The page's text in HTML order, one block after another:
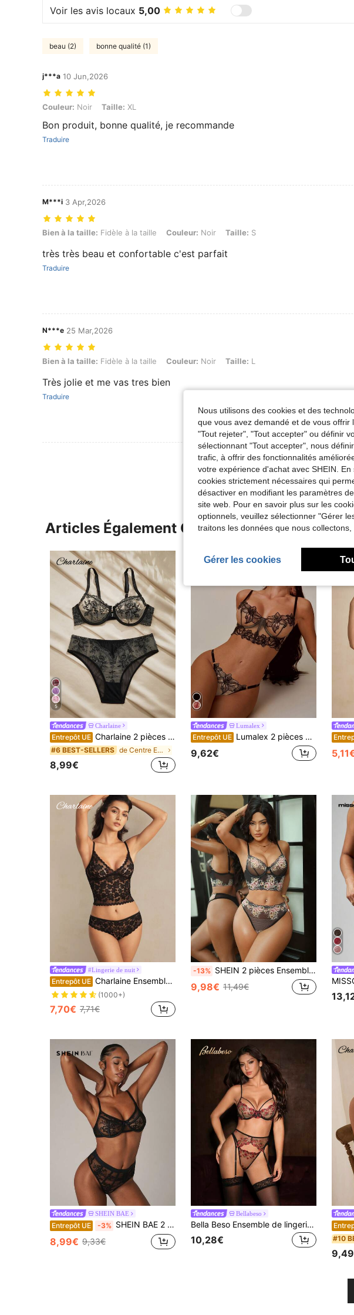
Voir les avis locaux 5,00
beau (2) bonne qualité (1)
j***a 10 Jun,2026
Couleur: Noir, Taille: XL
Couleur: Noir Taille: XL
Bon produit, bonne qualité, je recommande
Traduire
M***i 3 Apr,2026
Bien à la taille: Fidèle à la taille, Couleur: Noir, Taille: S
Bien à la taille: Fidèle à la taille Couleur: Noir Taille: S
très très beau et confortable c'est parfait
Traduire
N***e 25 Mar,2026
Bien à la taille: Fidèle à la taille, Couleur: Noir, Taille: L
Bien à la taille: Fidèle à la taille Couleur: Noir Taille: L
Très jolie et me vas tres bien
Traduire
Voir Plus D'avis
Articles Également Consultés
5
Charlaine
Entrepôt UE Charlaine 2 pièces Sous-vêtements pour femmes avec anneaux en acier, fermeture frontale, soulèvement et rassemblement, broderie, empiècement en maille, transparent, dos nu, romantique vintage
#6 BEST-SELLERS de Centre Ensembles soutien-gorge et culotte pour
8,99€
Lumalex
Entrepôt UE Lumalex 2 pièces Ensemble de lingerie sexy couleur peau pour femmes
9,62€
#Lingerie de nuit
Entrepôt UE Charlaine Ensemble de lingerie romantique en dentelle noire française avec des détails à festons, look badass pour femmes
(1000+)
7,70€ 7,71€
-13% SHEIN 2 pièces Ensemble de soutien-gorge avec armatures en dentelle élégant et sexy pour femmes
9,98€ 11,49€
SHEIN BAE
Entrepôt UE -3% SHEIN BAE 2 pièces/Set Ensemble de lingerie en dentelle floral pour femmes
8,99€ 9,33€
Bellabeso
Bella Beso Ensemble de lingerie 3 pièces noir à broderie florale pour femmes, soutien-gorge transparent à armatures, porte-jarretelles et string, tenue de nuit romantique, cadeau surprise pour une soirée en amoureux
10,28€ #10
Nous utilisons des cookies et des
que vous avez demandé et de vous
"Tout rejeter", "Tout accepter" ou définir
sélectionnant "Tout accepter", nous
trafic, à offrir des fonctionnalités
votre expérience d'achat avec SHEIN.
cookies strictement nécessaires qui
désactiver en modifiant les paramètres
site web. Pour en savoir plus sur les
optionnels, veuillez sélectionner "Gérer
traitons les données que nous collectons,
Gérer les cookies